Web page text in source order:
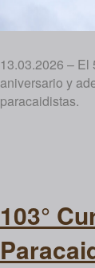
13.03.2026 – El
aniversario y
paracaidistas.
103°